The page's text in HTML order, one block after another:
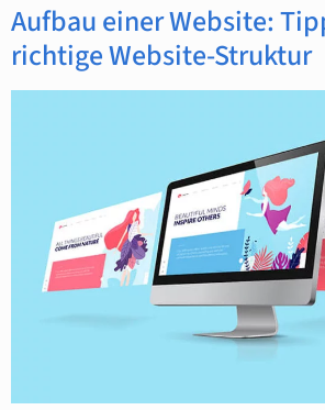
Aufbau einer Website:
richtige Website-Struktur